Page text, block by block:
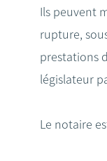
Ils peuvent
rupture,
prestations
législateur
Le notaire